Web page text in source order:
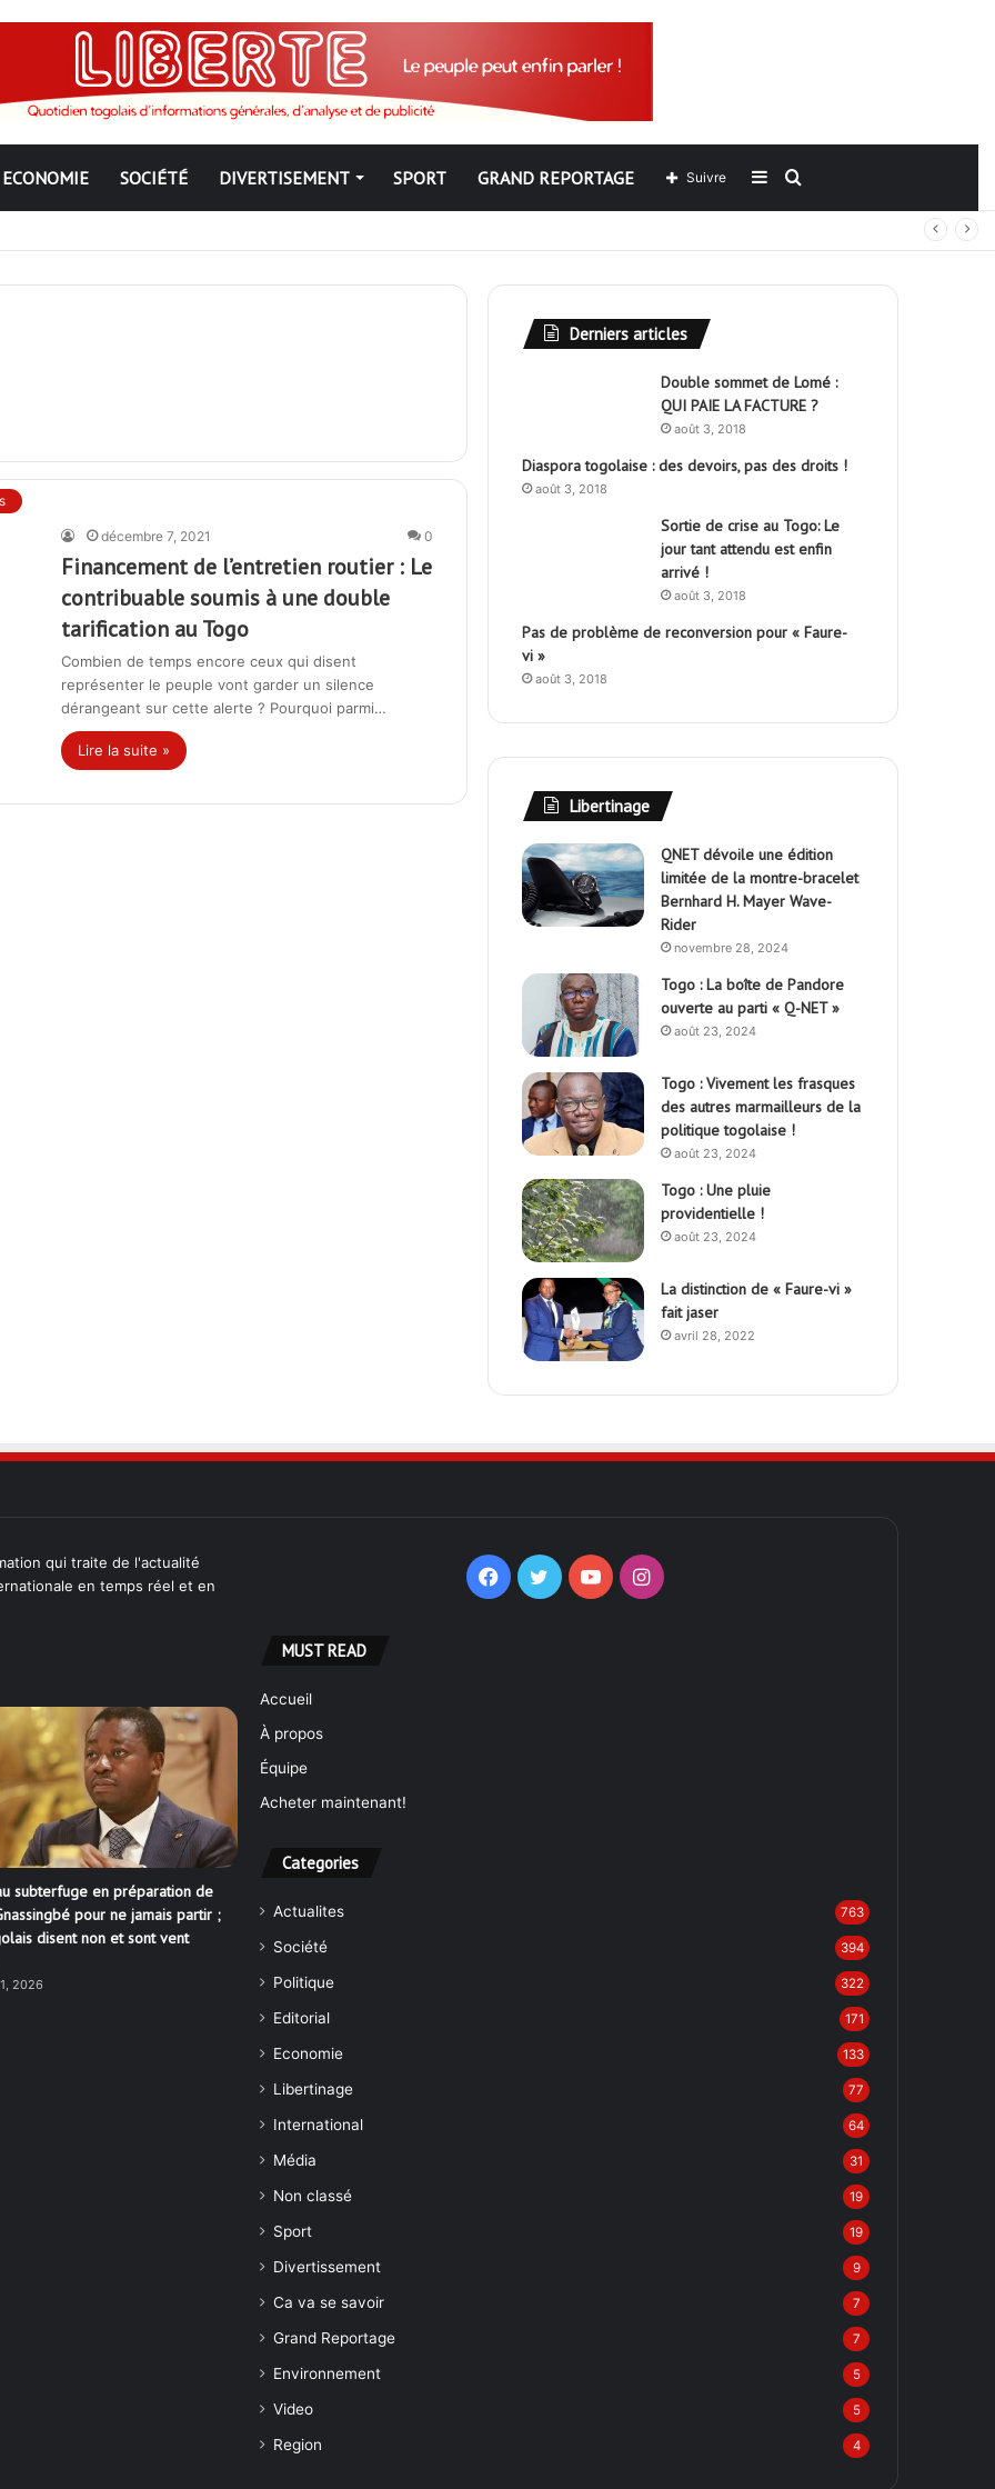
ECONOMIE SOCIÉTÉ DIVERTISEMENT SPORT GRAND REPORTAGE Rechercher
Sidebar
(barre
Suivre
pour ne jamais partir ; les Togolais disent non et sont vent debout
décembre 7, 2021 0
Financement de l’entretien routier : Le
contribuable soumis à une double
tarification au Togo
Combien de temps encore ceux qui disent
représenter le peuple vont garder un silence
dérangeant sur cette alerte ? Pourquoi parmi…
Lire la suite »
Derniers articles
Double sommet de Lomé :
QUI PAIE LA FACTURE ?
août 3, 2018
Diaspora togolaise : des devoirs, pas des droits !
août 3, 2018
Sortie de crise au Togo: Le
jour tant attendu est enfin
arrivé !
août 3, 2018
Pas de problème de reconversion pour « Faure-
vi »
août 3, 2018
Libertinage
QNET dévoile une édition
limitée de la montre-bracelet
Bernhard H. Mayer Wave-
Rider
novembre 28, 2024
Togo : La boîte de Pandore
ouverte au parti « Q-NET »
août 23, 2024
Togo : Vivement les frasques
des autres marmailleurs de la
politique togolaise !
août 23, 2024
Togo : Une pluie
providentielle !
août 23, 2024
La distinction de « Faure-vi »
fait jaser
avril 28, 2022
qui traite de l'actualité
en temps réel et en
subterfuge en préparation de
pour ne jamais partir ;
disent non et sont vent
2026
Facebook
TwitterYouTubeInstagram
MUST READ
Accueil
À propos
Équipe
Acheter maintenant!
Categories
Actualites 763
Société 394
Politique 322
Editorial 171
Economie 133
Libertinage 77
International 64
Média 31
Non classé 19
Sport 19
Divertissement 9
Ca va se savoir 7
Grand Reportage 7
Environnement 5
Video 5
Region 4